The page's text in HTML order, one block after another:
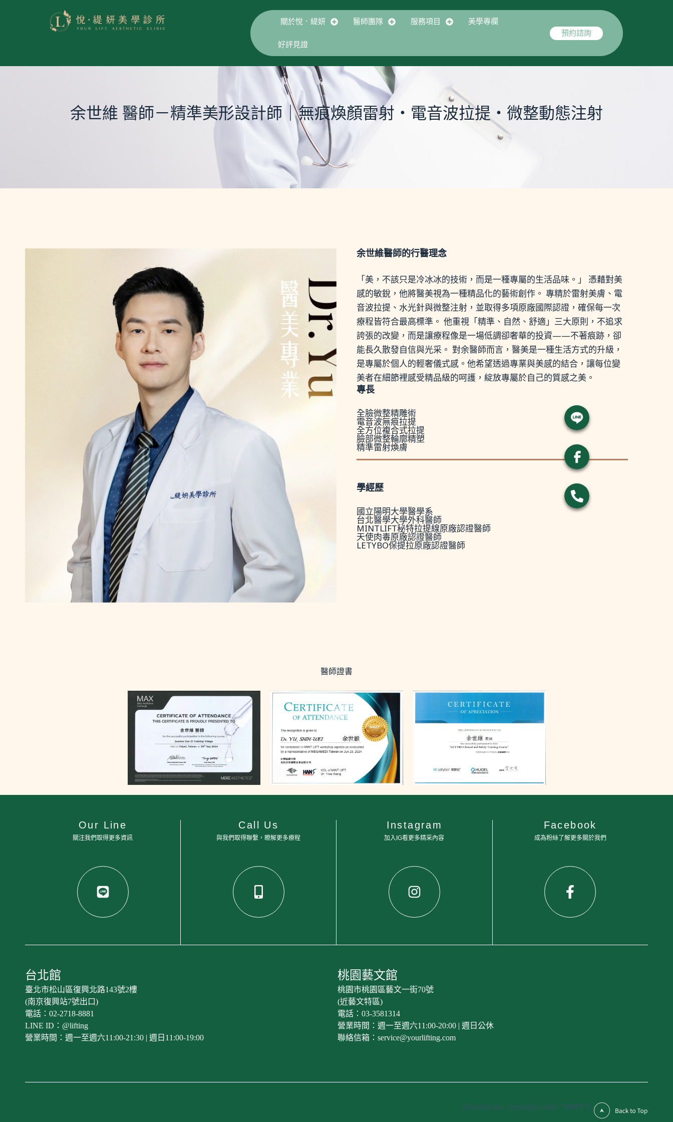
關於悅．緹妍 醫師團隊 服務項目 美學專欄
好評見證
預約諮詢
悅緹妍美學診所
余世維 醫師－精準美形設計師｜無痕煥顏雷射・電音波拉提・微整動態注射
余世維醫師的行醫理念
「美，不該只是冷冰冰的技術，而是一種專屬的生活品味。」 憑藉對美
感的敏銳，他將醫美視為一種精品化的藝術創作。 專精於雷射美膚、電
音波拉提、水光針與微整注射，並取得多項原廠國際認證，確保每一次
療程皆符合最高標準。 他重視「精準、自然、舒適」三大原則，不追求
誇張的改變，而是讓療程像是一場低調卻奢華的投資——不著痕跡，卻
能長久散發自信與光采。 對余醫師而言，醫美是一種生活方式的升級，
是專屬於個人的輕奢儀式感。他希望透過專業與美感的結合，讓每位變
美者在細節裡感受精品級的呵護，綻放專屬於自己的質感之美。
專長
全臉微整精雕術
電音波無痕拉提
全方位複合式拉提
臉部微整輪廓精塑
精準雷射煥膚
學經歷
國立陽明大學醫學系
台北醫學大學外科醫師
MINTLIFT秘特拉提線原廠認證醫師
天使肉毒原廠認證醫師
LETYBO保提拉原廠認證醫師
醫師證書
Our Line
關注我們取得更多資訊
Call Us
與我們取得聯繫，暸解更多療程
Instagram
加入IG看更多精采內容
Facebook
成為粉絲了解更多關於我們
台北館
臺北市松山區復興北路143號2樓
(南京復興站7號出口)
電話：02-2718-8881
LINE ID：@lifting
營業時間：週一至週六11:00-21:30 | 週日11:00-19:00
桃園藝文館
桃園市桃園區藝文一街70號
(近藝文特區)
電話：03-3581314
營業時間：週一至週六11:00-20:00 | 週日公休
聯絡信箱：service@yourlifting.com
[risecreatives_copyright color="#ffffff"]